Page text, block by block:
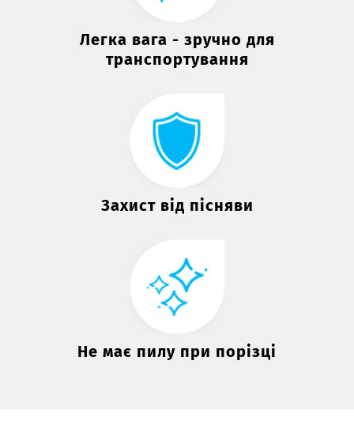
Легка вага - зручно для
транспортування
Захист від пісняви
Не має пилу при порізці